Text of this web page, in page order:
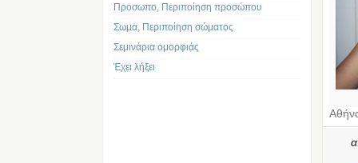
Προσωπο, Περιποίηση προσώπου
Σωμα, Περιποίηση σώματος
Σεμινάρια ομορφιάς
Έχει λήξει